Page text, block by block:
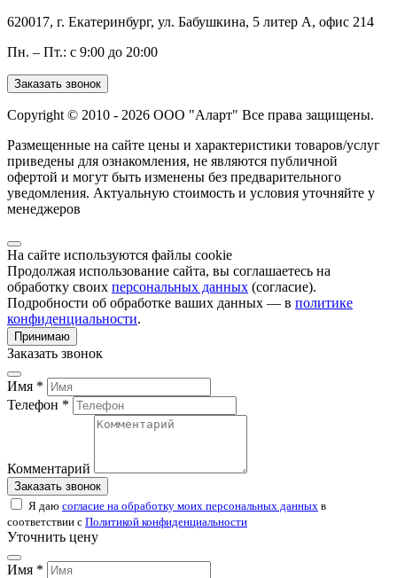
620017, г. Екатеринбург, ул. Бабушкина, 5 литер А, офис 214
Пн. – Пт.: с 9:00 до 20:00
Заказать звонок
Copyright © 2010 - 2026 ООО "Аларт" Все права защищены.
Размещенные на сайте цены и характеристики товаров/услуг
приведены для ознакомления, не являются публичной
офертой и могут быть изменены без предварительного
уведомления. Актуальную стоимость и условия уточняйте у
менеджеров
На сайте используются файлы cookie
Продолжая использование сайта, вы соглашаетесь на
обработку своих персональных данных (согласие).
Подробности об обработке ваших данных — в политике
конфиденциальности.
Принимаю
Заказать звонок
Имя *
Телефон *
Комментарий
Заказать звонок
Я даю согласие на обработку моих персональных данных в
соответствии с Политикой конфиденциальности
Уточнить цену
Имя *